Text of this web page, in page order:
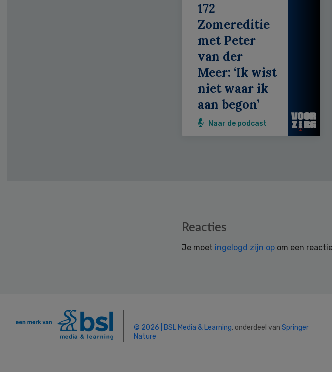
172
Zomereditie
met Peter
van der
Meer: ‘Ik wist
niet waar ik
aan begon’
Naar de podcast
Reacties
Je moet ingelogd zijn op om een
© 2026 | BSL Media & Learning, onderdeel van Springer
Nature